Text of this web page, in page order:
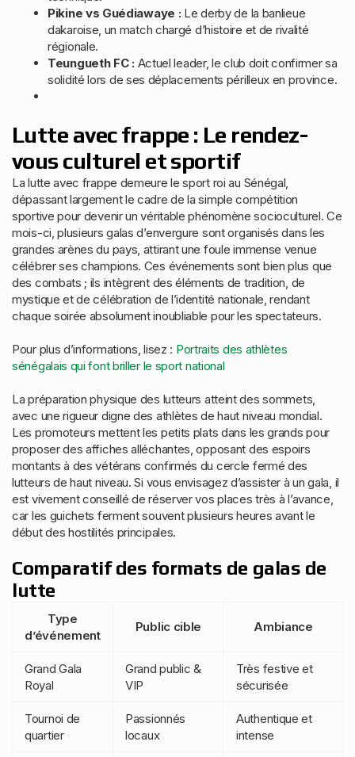
Pikine vs Guédiawaye : Le derby de la banlieue
dakaroise, un match chargé d’histoire et de rivalité
régionale.
Teungueth FC : Actuel leader, le club doit confirmer sa
solidité lors de ses déplacements périlleux en province.
Lutte avec frappe : Le rendez-
vous culturel et sportif
La lutte avec frappe demeure le sport roi au Sénégal,
dépassant largement le cadre de la simple compétition
sportive pour devenir un véritable phénomène socioculturel. Ce
mois-ci, plusieurs galas d’envergure sont organisés dans les
grandes arènes du pays, attirant une foule immense venue
célébrer ses champions. Ces événements sont bien plus que
des combats ; ils intègrent des éléments de tradition, de
mystique et de célébration de l’identité nationale, rendant
chaque soirée absolument inoubliable pour les spectateurs.
Pour plus d’informations, lisez : Portraits des athlètes
sénégalais qui font briller le sport national
La préparation physique des lutteurs atteint des sommets,
avec une rigueur digne des athlètes de haut niveau mondial.
Les promoteurs mettent les petits plats dans les grands pour
proposer des affiches alléchantes, opposant des espoirs
montants à des vétérans confirmés du cercle fermé des
lutteurs de haut niveau. Si vous envisagez d’assister à un gala, il
est vivement conseillé de réserver vos places très à l’avance,
car les guichets ferment souvent plusieurs heures avant le
début des hostilités principales.
Comparatif des formats de galas de
lutte
Type
d’événement
Public cible Ambiance
Grand Gala
Royal
Grand public &
VIP
Très festive et
sécurisée
Tournoi de
quartier
Passionnés
locaux
Authentique et
intense